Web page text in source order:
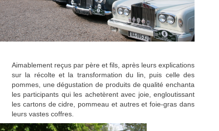
Aimablement reçus par père et fils, après leurs explications
sur la récolte et la transformation du lin, puis celle des
pommes, une dégustation de produits de qualité enchanta
les participants qui les achetèrent avec joie, engloutissant
les cartons de cidre, pommeau et autres et foie-gras dans
leurs vastes coffres.